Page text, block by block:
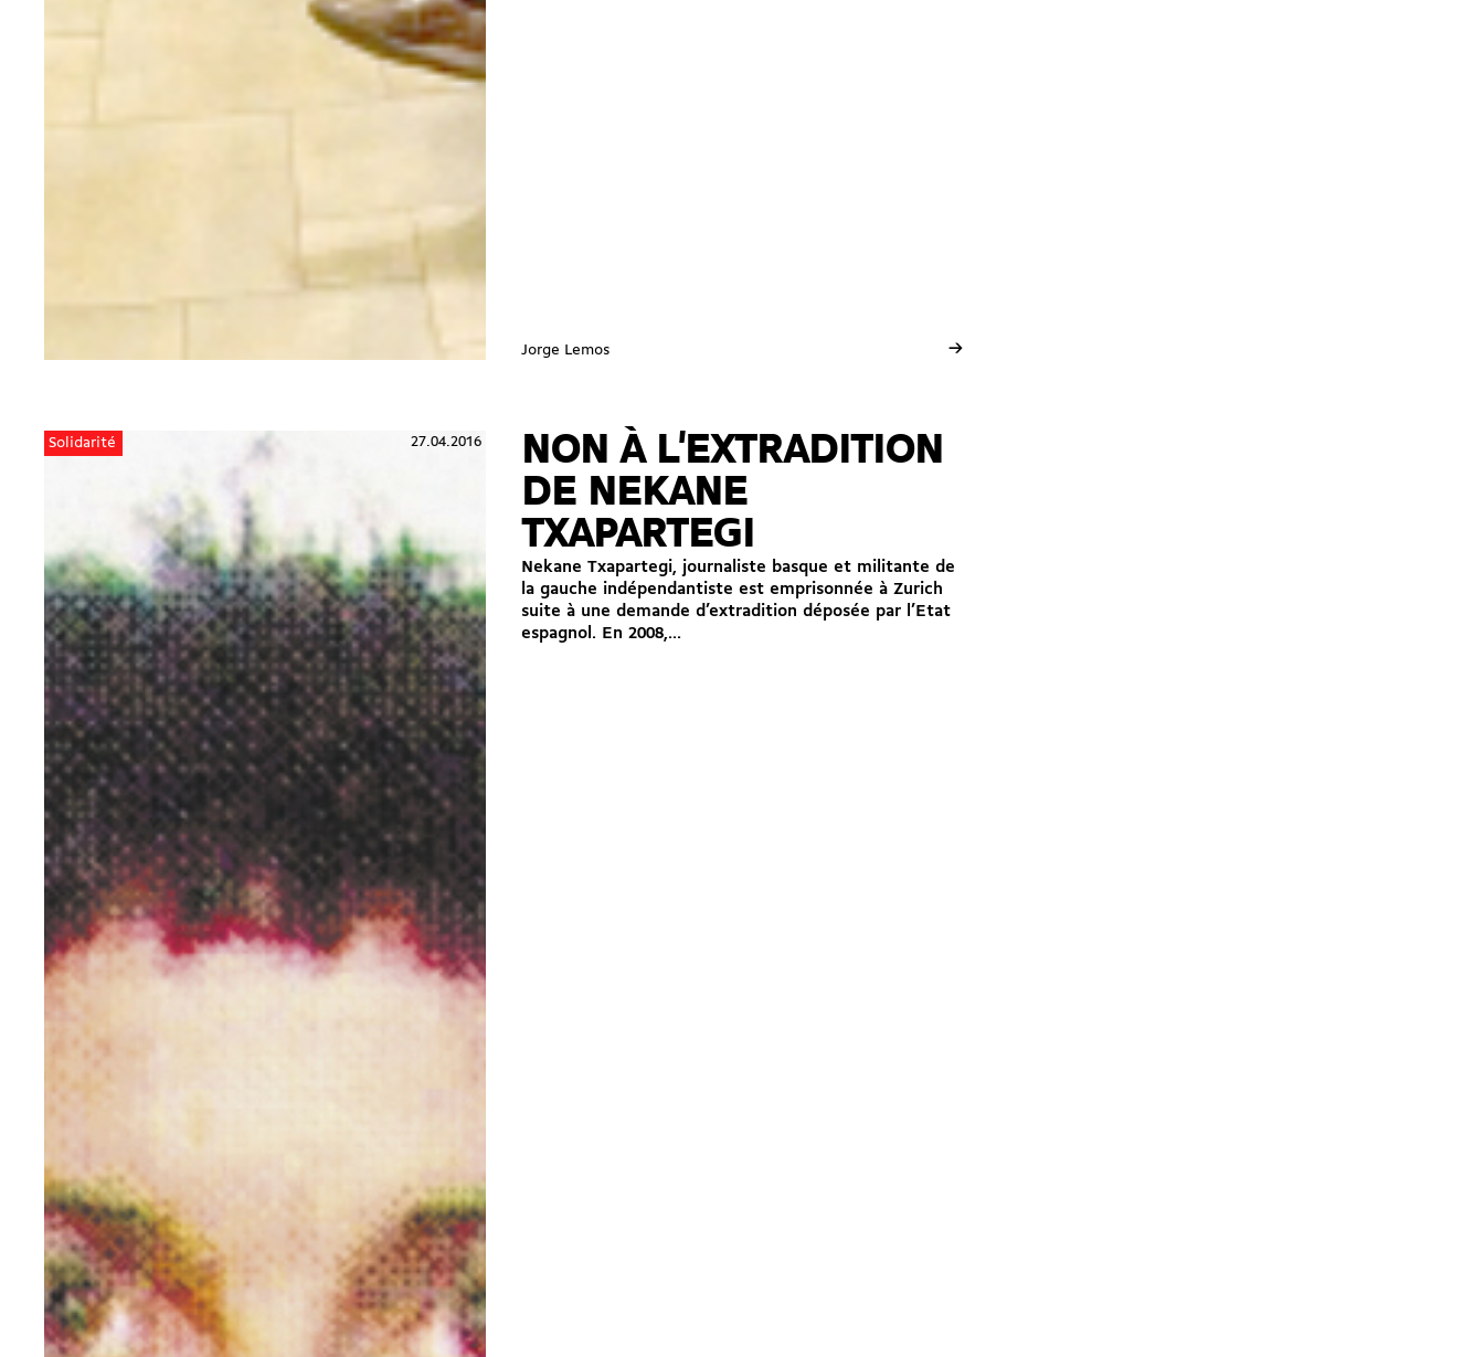
Jorge Lemos →
Solidarité 27.04.2016
NON À L'EXTRADITION
DE NEKANE
TXAPARTEGI
Nekane Txapartegi, journaliste basque et militante de
la gauche indépendantiste est emprisonnée à Zurich
suite à une demande d’extradition déposée par l’Etat
espagnol. En 2008,...